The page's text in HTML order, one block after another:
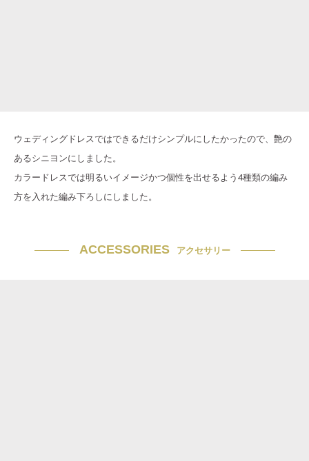
ウェディングドレスではできるだけシンプルにしたかったので、艶の
あるシニヨンにしました。
カラードレスでは明るいイメージかつ個性を出せるよう4種類の編み
方を入れた編み下ろしにしました。
ACCESSORIES アクセサリー